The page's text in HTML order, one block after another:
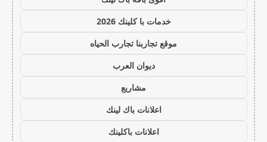
خدمات با كلينك 2026
موقع تجاربنا تجارب الحياه
ديوان العرب
مشاريع
اعلانات باك لينك
اعلانات باكلينك